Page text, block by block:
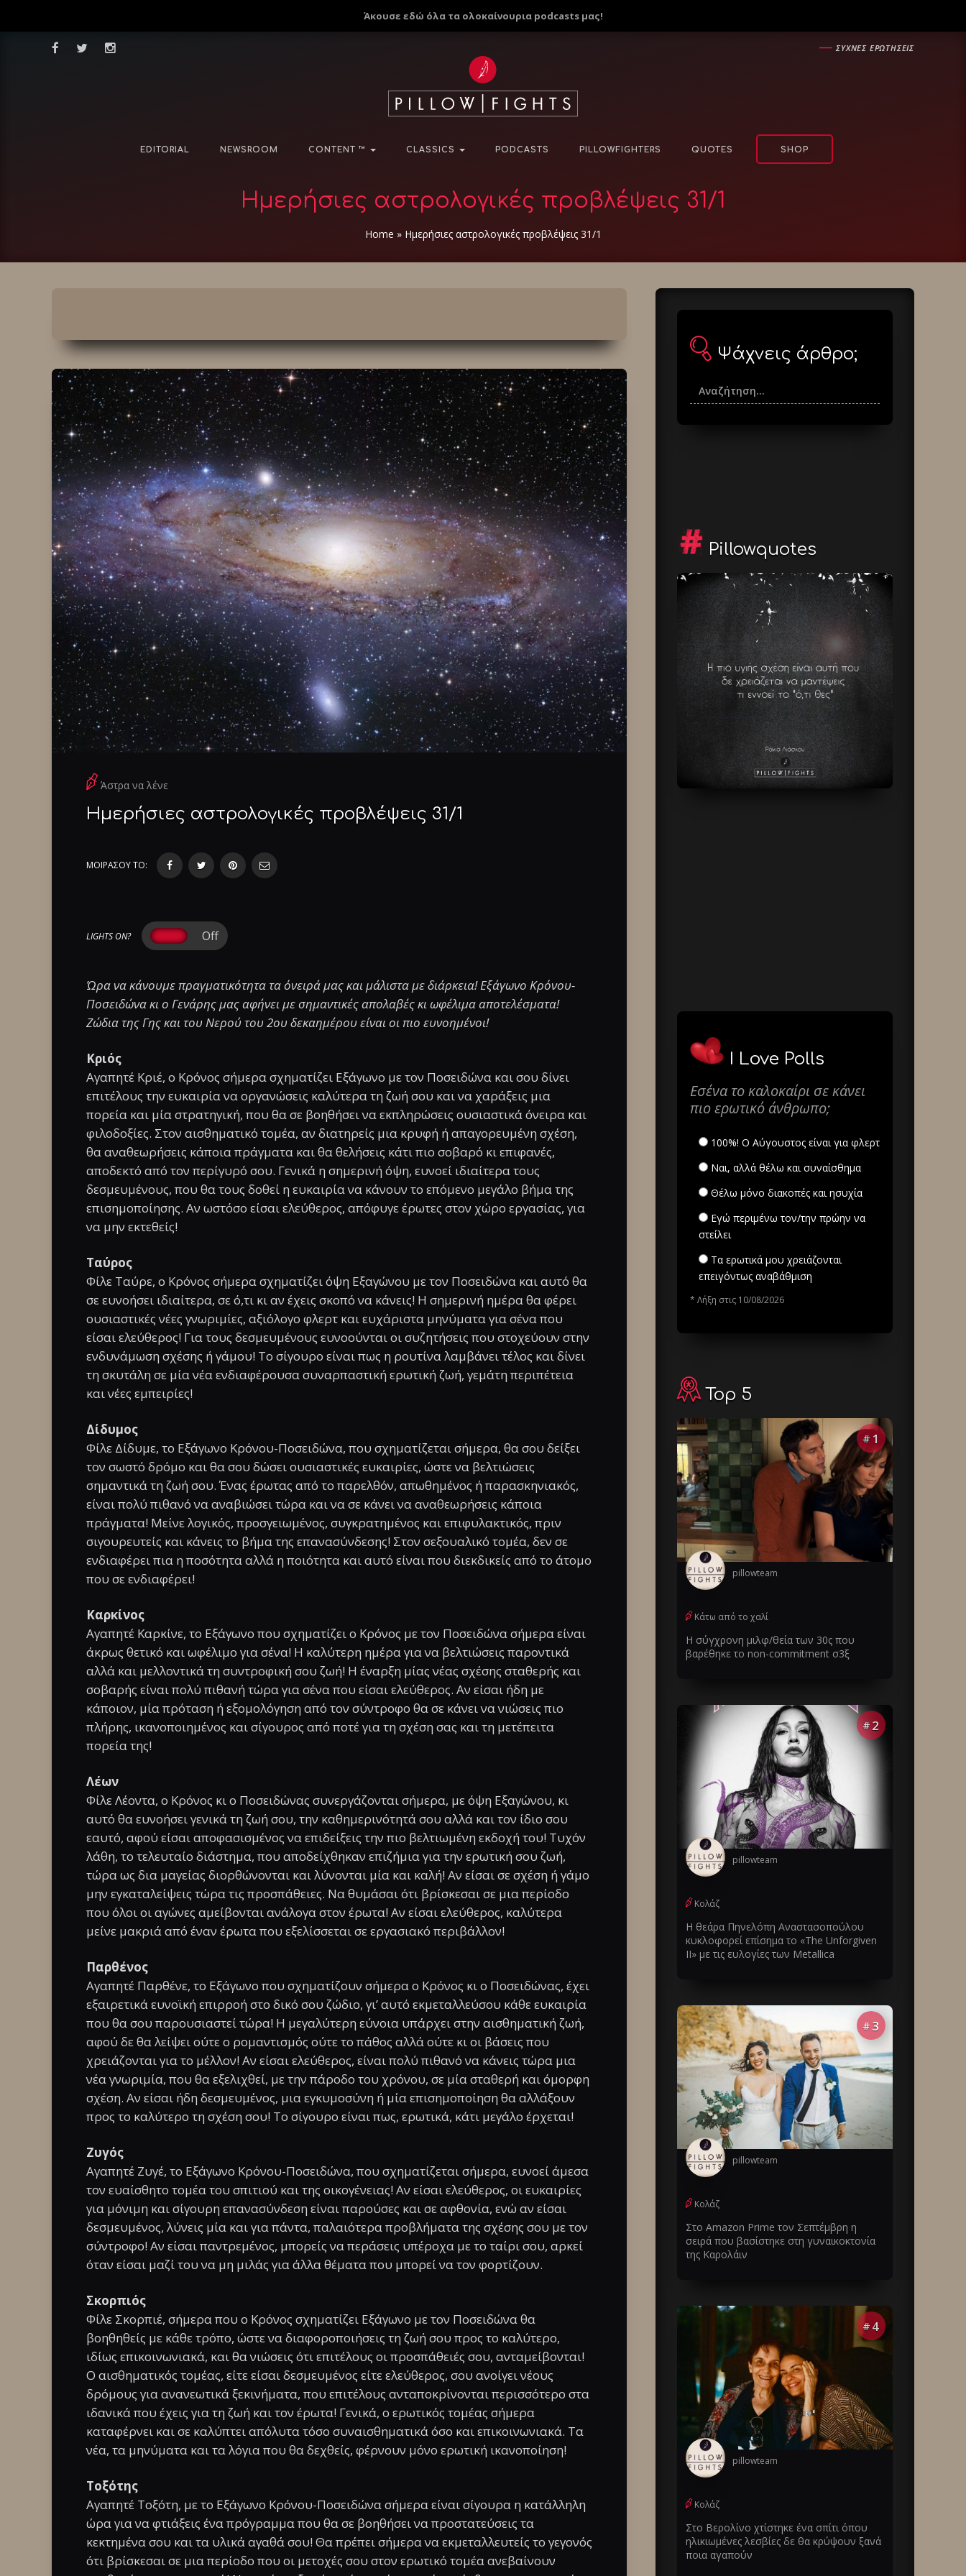
Άκουσε εδώ όλα τα ολοκαίνουρια podcasts μας!
―ΣΥΧΝΕΣ ΕΡΩΤΗΣΕΙΣ
EDITORIAL NEWSROOM CONTENT ™ CLASSICS PODCASTS PILLOWFIGHTERS QUOTES SHOP
Ημερήσιες αστρολογικές προβλέψεις 31/1
Home » Ημερήσιες αστρολογικές προβλέψεις 31/1
Άστρα να λένε
Ημερήσιες αστρολογικές προβλέψεις 31/1
ΜΟΙΡΑΣΟΥ ΤΟ:
LIGHTS ON?
Ώρα να κάνουμε πραγματικότητα τα όνειρά μας και μάλιστα με διάρκεια! Εξάγωνο Κρόνου-
Ποσειδώνα κι ο Γενάρης μας αφήνει με σημαντικές απολαβές κι ωφέλιμα αποτελέσματα!
Ζώδια της Γης και του Νερού του 2ου δεκαημέρου είναι οι πιο ευνοημένοι!
Κριός
Αγαπητέ Κριέ, ο Κρόνος σήμερα σχηματίζει Εξάγωνο με τον Ποσειδώνα και σου δίνει
επιτέλους την ευκαιρία να οργανώσεις καλύτερα τη ζωή σου και να χαράξεις μια
πορεία και μία στρατηγική, που θα σε βοηθήσει να εκπληρώσεις ουσιαστικά όνειρα και
φιλοδοξίες. Στον αισθηματικό τομέα, αν διατηρείς μια κρυφή ή απαγορευμένη σχέση,
θα αναθεωρήσεις κάποια πράγματα και θα θελήσεις κάτι πιο σοβαρό κι επιφανές,
αποδεκτό από τον περίγυρό σου. Γενικά η σημερινή όψη, ευνοεί ιδιαίτερα τους
δεσμευμένους, που θα τους δοθεί η ευκαιρία να κάνουν το επόμενο μεγάλο βήμα της
επισημοποίησης. Αν ωστόσο είσαι ελεύθερος, απόφυγε έρωτες στον χώρο εργασίας, για
να μην εκτεθείς!
Ταύρος
Φίλε Ταύρε, ο Κρόνος σήμερα σχηματίζει όψη Εξαγώνου με τον Ποσειδώνα και αυτό θα
σε ευνοήσει ιδιαίτερα, σε ό,τι κι αν έχεις σκοπό να κάνεις! Η σημερινή ημέρα θα φέρει
ουσιαστικές νέες γνωριμίες, αξιόλογο φλερτ και ευχάριστα μηνύματα για σένα που
είσαι ελεύθερος! Για τους δεσμευμένους ευνοούνται οι συζητήσεις που στοχεύουν στην
ενδυνάμωση σχέσης ή γάμου! Το σίγουρο είναι πως η ρουτίνα λαμβάνει τέλος και δίνει
τη σκυτάλη σε μία νέα ενδιαφέρουσα συναρπαστική ερωτική ζωή, γεμάτη περιπέτεια
και νέες εμπειρίες!
Δίδυμος
Φίλε Δίδυμε, το Εξάγωνο Κρόνου-Ποσειδώνα, που σχηματίζεται σήμερα, θα σου δείξει
τον σωστό δρόμο και θα σου δώσει ουσιαστικές ευκαιρίες, ώστε να βελτιώσεις
σημαντικά τη ζωή σου. Ένας έρωτας από το παρελθόν, απωθημένος ή παρασκηνιακός,
είναι πολύ πιθανό να αναβιώσει τώρα και να σε κάνει να αναθεωρήσεις κάποια
πράγματα! Μείνε λογικός, προσγειωμένος, συγκρατημένος και επιφυλακτικός, πριν
σιγουρευτείς και κάνεις το βήμα της επανασύνδεσης! Στον σεξουαλικό τομέα, δεν σε
ενδιαφέρει πια η ποσότητα αλλά η ποιότητα και αυτό είναι που διεκδικείς από το άτομο
που σε ενδιαφέρει!
Καρκίνος
Αγαπητέ Καρκίνε, το Εξάγωνο που σχηματίζει ο Κρόνος με τον Ποσειδώνα σήμερα είναι
άκρως θετικό και ωφέλιμο για σένα! Η καλύτερη ημέρα για να βελτιώσεις παροντικά
αλλά και μελλοντικά τη συντροφική σου ζωή! Η έναρξη μίας νέας σχέσης σταθερής και
σοβαρής είναι πολύ πιθανή τώρα για σένα που είσαι ελεύθερος. Αν είσαι ήδη με
κάποιον, μία πρόταση ή εξομολόγηση από τον σύντροφο θα σε κάνει να νιώσεις πιο
πλήρης, ικανοποιημένος και σίγουρος από ποτέ για τη σχέση σας και τη μετέπειτα
πορεία της!
Λέων
Φίλε Λέοντα, ο Κρόνος κι ο Ποσειδώνας συνεργάζονται σήμερα, με όψη Εξαγώνου, κι
αυτό θα ευνοήσει γενικά τη ζωή σου, την καθημερινότητά σου αλλά και τον ίδιο σου
εαυτό, αφού είσαι αποφασισμένος να επιδείξεις την πιο βελτιωμένη εκδοχή του! Τυχόν
λάθη, το τελευταίο διάστημα, που αποδείχθηκαν επιζήμια για την ερωτική σου ζωή,
τώρα ως δια μαγείας διορθώνονται και λύνονται μία και καλή! Αν είσαι σε σχέση ή γάμο
μην εγκαταλείψεις τώρα τις προσπάθειες. Να θυμάσαι ότι βρίσκεσαι σε μια περίοδο
που όλοι οι αγώνες αμείβονται ανάλογα στον έρωτα! Αν είσαι ελεύθερος, καλύτερα
μείνε μακριά από έναν έρωτα που εξελίσσεται σε εργασιακό περιβάλλον!
Παρθένος
Αγαπητέ Παρθένε, το Εξάγωνο που σχηματίζουν σήμερα ο Κρόνος κι ο Ποσειδώνας, έχει
εξαιρετικά ευνοϊκή επιρροή στο δικό σου ζώδιο, γι’ αυτό εκμεταλλεύσου κάθε ευκαιρία
που θα σου παρουσιαστεί τώρα! Η μεγαλύτερη εύνοια υπάρχει στην αισθηματική ζωή,
αφού δε θα λείψει ούτε ο ρομαντισμός ούτε το πάθος αλλά ούτε κι οι βάσεις που
χρειάζονται για το μέλλον! Αν είσαι ελεύθερος, είναι πολύ πιθανό να κάνεις τώρα μια
νέα γνωριμία, που θα εξελιχθεί, με την πάροδο του χρόνου, σε μία σταθερή και όμορφη
σχέση. Αν είσαι ήδη δεσμευμένος, μια εγκυμοσύνη ή μία επισημοποίηση θα αλλάξουν
προς το καλύτερο τη σχέση σου! Το σίγουρο είναι πως, ερωτικά, κάτι μεγάλο έρχεται!
Ζυγός
Αγαπητέ Ζυγέ, το Εξάγωνο Κρόνου-Ποσειδώνα, που σχηματίζεται σήμερα, ευνοεί άμεσα
τον ευαίσθητο τομέα του σπιτιού και της οικογένειας! Αν είσαι ελεύθερος, οι ευκαιρίες
για μόνιμη και σίγουρη επανασύνδεση είναι παρούσες και σε αφθονία, ενώ αν είσαι
δεσμευμένος, λύνεις μία και για πάντα, παλαιότερα προβλήματα της σχέσης σου με τον
σύντροφο! Αν είσαι παντρεμένος, μπορείς να περάσεις υπέροχα με το ταίρι σου, αρκεί
όταν είσαι μαζί του να μη μιλάς για άλλα θέματα που μπορεί να τον φορτίζουν.
Σκορπιός
Φίλε Σκορπιέ, σήμερα που ο Κρόνος σχηματίζει Εξάγωνο με τον Ποσειδώνα θα
βοηθηθείς με κάθε τρόπο, ώστε να διαφοροποιήσεις τη ζωή σου προς το καλύτερο,
ιδίως επικοινωνιακά, και θα νιώσεις ότι επιτέλους οι προσπάθειές σου, ανταμείβονται!
Ο αισθηματικός τομέας, είτε είσαι δεσμευμένος είτε ελεύθερος, σου ανοίγει νέους
δρόμους για ανανεωτικά ξεκινήματα, που επιτέλους ανταποκρίνονται περισσότερο στα
ιδανικά που έχεις για τη ζωή και τον έρωτα! Γενικά, ο ερωτικός τομέας σήμερα
καταφέρνει και σε καλύπτει απόλυτα τόσο συναισθηματικά όσο και επικοινωνιακά. Τα
νέα, τα μηνύματα και τα λόγια που θα δεχθείς, φέρνουν μόνο ερωτική ικανοποίηση!
Τοξότης
Αγαπητέ Τοξότη, με το Εξάγωνο Κρόνου-Ποσειδώνα σήμερα είναι σίγουρα η κατάλληλη
ώρα για να φτιάξεις ένα πρόγραμμα που θα σε βοηθήσει να προστατεύσεις τα
κεκτημένα σου και τα υλικά αγαθά σου! Θα πρέπει σήμερα να εκμεταλλευτείς το γεγονός
ότι βρίσκεσαι σε μια περίοδο που οι μετοχές σου στον ερωτικό τομέα ανεβαίνουν
Ψάχνεις άρθρο;
Pillowquotes
I Love Polls
Εσένα το καλοκαίρι σε κάνει
πιο ερωτικό άνθρωπο;
100%! Ο Αύγουστος είναι για φλερτ
Ναι, αλλά θέλω και συναίσθημα
Θέλω μόνο διακοπές και ησυχία
Εγώ περιμένω τον/την πρώην να
στείλει
Τα ερωτικά μου χρειάζονται
επειγόντως αναβάθμιση
* Λήξη στις 10/08/2026
Top 5
# 1
pillowteam
Κάτω από το χαλί
Η σύγχρονη μιλφ/θεία των 30ς που
βαρέθηκε το non-commitment σ3ξ
# 2
pillowteam
Κολάζ
Η θεάρα Πηνελόπη Αναστασοπούλου
κυκλοφορεί επίσημα το «The Unforgiven
II» με τις ευλογίες των Metallica
# 3
pillowteam
Κολάζ
Στο Amazon Prime τον Σεπτέμβρη η
σειρά που βασίστηκε στη γυναικοκτονία
της Καρολάιν
# 4
pillowteam
Κολάζ
Στο Βερολίνο χτίστηκε ένα σπίτι όπου
ηλικιωμένες λεσβίες δε θα κρύψουν ξανά
ποια αγαπούν